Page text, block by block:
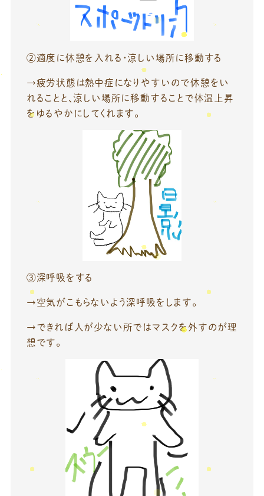
②適度に休憩を入れる・涼しい場所に移動する
→疲労状態は熱中症になりやすいので休憩をい
れることと、涼しい場所に移動することで体温上昇
をゆるやかにしてくれます。
③深呼吸をする
→空気がこもらないよう深呼吸をします。
→できれば人が少ない所ではマスクを外すのが理
想です。